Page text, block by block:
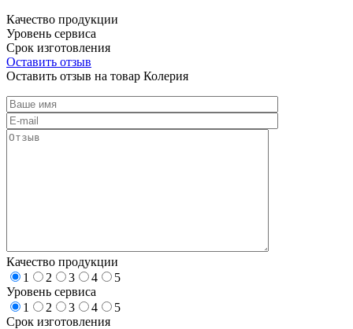
Качество продукции
Уровень сервиса
Срок изготовления
Оставить отзыв
Оставить отзыв на товар Колерия
Качество продукции
1
2 3 4
5
Уровень сервиса
1
2 3 4
5
Срок изготовления